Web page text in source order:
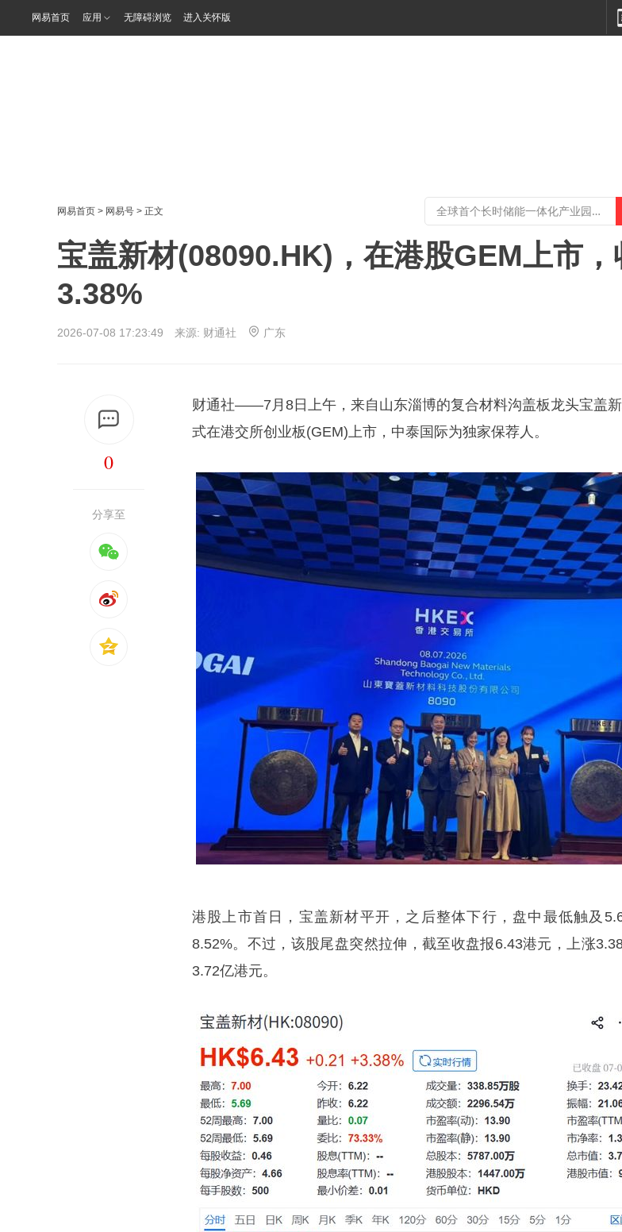
网易首页 应用 无障碍浏览 进入关怀版
网易首页 > 网易号 > 正文
宝盖新材(08090.HK)，在港股GEM上市，
3.38%
2026-07-08 17:23:49 来源: 财通社 广东
0
分享至
财通社——7月8日上午，来自山东淄博的复合材料沟盖板龙头宝盖
式在港交所创业板(GEM)上市，中泰国际为独家保荐人。
港股上市首日，宝盖新材平开，之后整体下行，盘中最低触及
8.52%。不过，该股尾盘突然拉伸，截至收盘报6.43港元，上涨
3.72亿港元。